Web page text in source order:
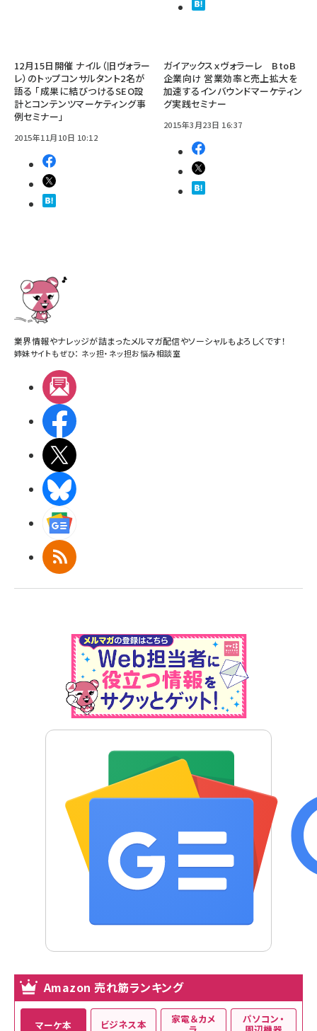
12月15日開催 ナイル（旧ヴォラー
レ）のトップコンサルタント2名が
語る 「成果に結びつけるSEO設
計とコンテンツマーケティング事
例セミナー」
2015年11月10日 10:12
ガイアックスｘヴォラーレ BtoB
企業向け 営業効率と売上拡大を
加速するインバウンドマーケティン
グ実践セミナー
2015年3月23日 16:37
業界情報やナレッジが詰まったメルマガ配信やソーシャルもよろしくです！
姉妹サイトもぜひ： ネッ担・ ネッ担お悩み相談室
RSS
Amazon 売れ筋ランキング
マーケ本 ビジネス本 家電＆カメ パソコン・